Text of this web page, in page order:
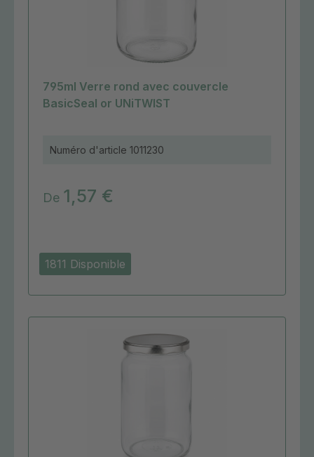
1811 Disponible
795ml Verre rond avec couvercle
BasicSeal or UNiTWIST
Numéro d'article 1011230
De 1,57 €